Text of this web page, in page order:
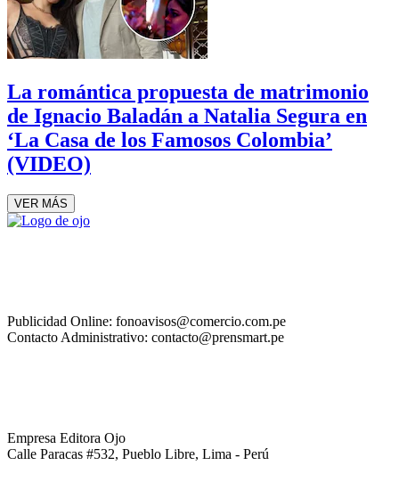
La romántica propuesta de matrimonio
de Ignacio Baladán a Natalia Segura en
‘La Casa de los Famosos Colombia’
(VIDEO)
VER MÁS
Publicidad Online: fonoavisos@comercio.com.pe
Contacto Administrativo: contacto@prensmart.pe
Empresa Editora Ojo
Calle Paracas #532, Pueblo Libre, Lima - Perú